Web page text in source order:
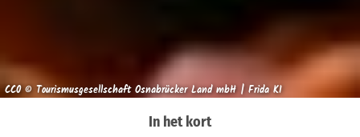
CC0 © Tourismusgesellschaft Osnabrücker Land mbH | Frida KI
In het kort